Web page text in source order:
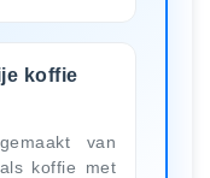
koffie
van
koffie met